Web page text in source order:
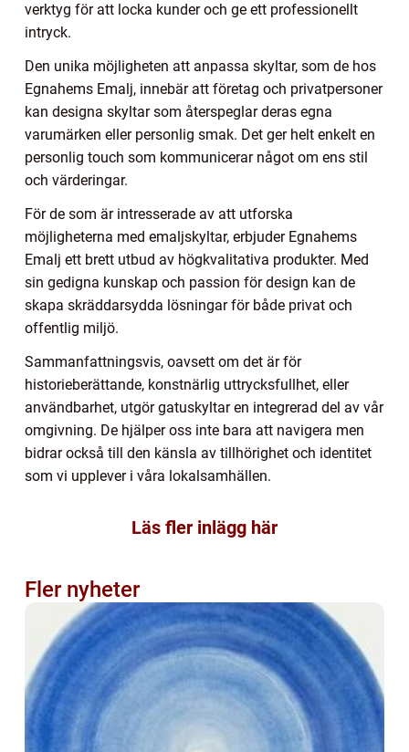
verktyg för att locka kunder och ge ett professionellt
intryck.
Den unika möjligheten att anpassa skyltar, som de hos
Egnahems Emalj, innebär att företag och privatpersoner
kan designa skyltar som återspeglar deras egna
varumärken eller personlig smak. Det ger helt enkelt en
personlig touch som kommunicerar något om ens stil
och värderingar.
För de som är intresserade av att utforska
möjligheterna med emaljskyltar, erbjuder Egnahems
Emalj ett brett utbud av högkvalitativa produkter. Med
sin gedigna kunskap och passion för design kan de
skapa skräddarsydda lösningar för både privat och
offentlig miljö.
Sammanfattningsvis, oavsett om det är för
historieberättande, konstnärlig uttrycksfullhet, eller
användbarhet, utgör gatuskyltar en integrerad del av vår
omgivning. De hjälper oss inte bara att navigera men
bidrar också till den känsla av tillhörighet och identitet
som vi upplever i våra lokalsamhällen.
Läs fler inlägg här
Fler nyheter